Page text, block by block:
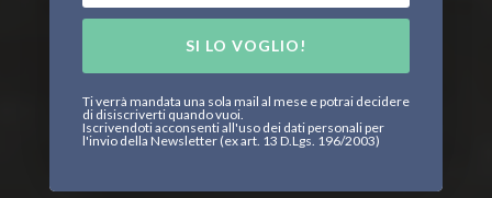
SI LO VOGLIO!
Ti verrà mandata una sola mail al mese e potrai decidere
di disiscriverti quando vuoi.
Iscrivendoti acconsenti all'uso dei dati personali per
l'invio della Newsletter (ex art. 13 D.Lgs. 196/2003)